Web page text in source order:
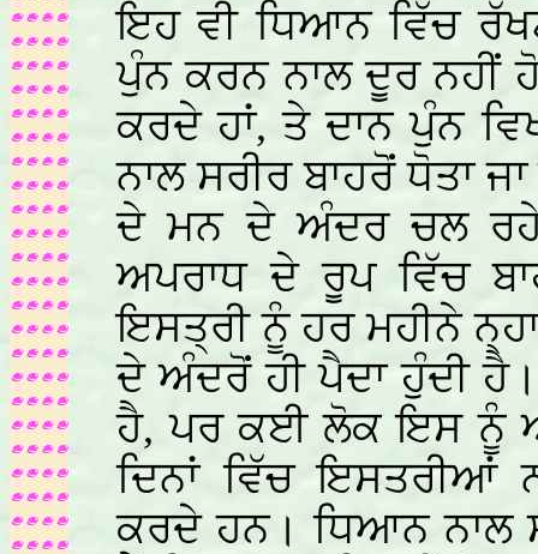
ਇਹ ਵੀ ਧਿਆਨ ਵਿੱਚ
ਪੁੰਨ ਕਰਨ ਨਾਲ ਦੂਰ ਨਹੀਂ
ਕਰਦੇ ਹਾਂ, ਤੇ ਦਾਨ ਪੁੰਨ
ਨਾਲ ਸਰੀਰ ਬਾਹਰੋਂ ਧੋਤਾ
ਦੇ ਮਨ ਦੇ ਅੰਦਰ ਚਲ ਰਹੇ
ਅਪਰਾਧ ਦੇ ਰੂਪ ਵਿੱਚ
ਇਸਤ੍ਰੀ ਨੂੰ ਹਰ ਮਹੀਨੇ
ਦੇ ਅੰਦਰੋਂ ਹੀ ਪੈਦਾ ਹੁੰਦੀ
ਹੈ, ਪਰ ਕਈ ਲੋਕ ਇਸ ਨੂੰ
ਦਿਨਾਂ ਵਿੱਚ ਇਸਤਰੀਆਂ
ਕਰਦੇ ਹਨ। ਧਿਆਨ ਨਾਲ